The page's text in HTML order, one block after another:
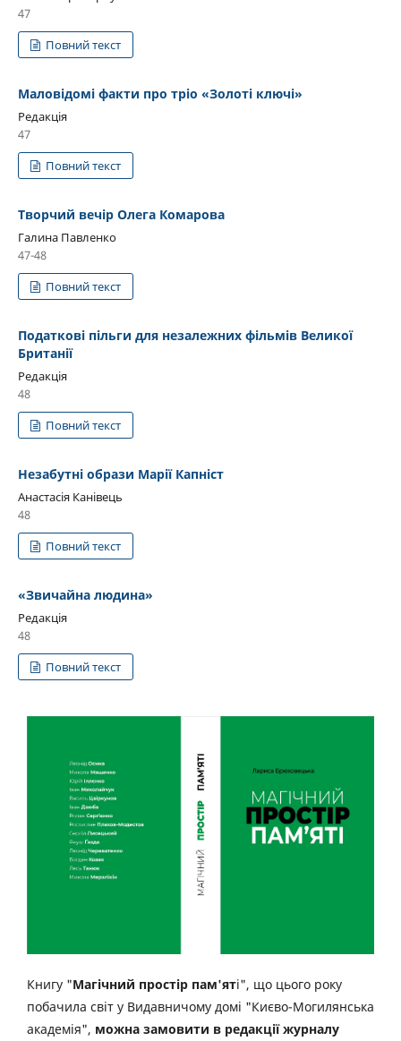
47
Повний текст
Маловідомі факти про тріо «Золоті ключі»
Редакція
47
Повний текст
Творчий вечір Олега Комарова
Галина Павленко
47-48
Повний текст
Податкові пільги для незалежних фільмів Великої
Британії
Редакція
48
Повний текст
Незабутні образи Марії Капніст
Анастасія Канівець
48
Повний текст
«Звичайна людина»
Редакція
48
Повний текст
Книгу "Магічний простір пам'яті", що цього року
побачила світ у Видавничому домі "Києво-Могилянська
академія", можна замовити в редакції журналу